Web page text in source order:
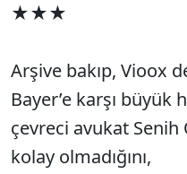
★★★
Arşive bakıp, Vioox
Bayer’e karşı
çevreci avukat Senih
kolay olmadığını,